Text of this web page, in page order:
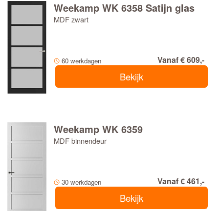
Weekamp WK 6358 Satijn glas
MDF zwart
60 werkdagen Vanaf € 609,-
Bekijk
Weekamp WK 6359
MDF binnendeur
30 werkdagen Vanaf € 461,-
Bekijk